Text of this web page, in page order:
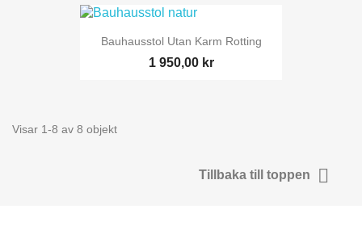
Bauhausstol Utan Karm Rotting
1 950,00 kr
Visar 1-8 av 8 objekt
Tillbaka till toppen 